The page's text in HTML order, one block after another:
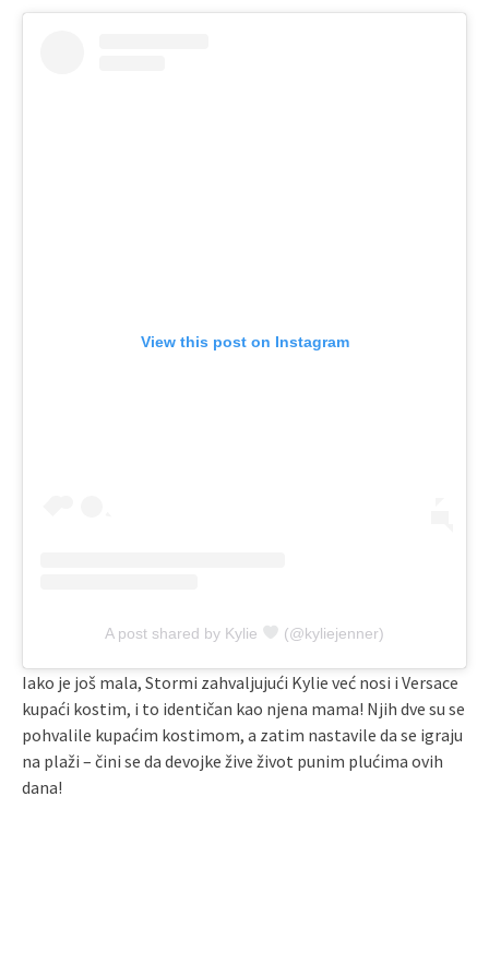
View this post on Instagram
A post shared by Kylie (@kyliejenner)
Iako je još mala, Stormi zahvaljujući Kylie već nosi i Versace
kupaći kostim, i to identičan kao njena mama! Njih dve su se
pohvalile kupaćim kostimom, a zatim nastavile da se igraju
na plaži – čini se da devojke žive život punim plućima ovih
dana!